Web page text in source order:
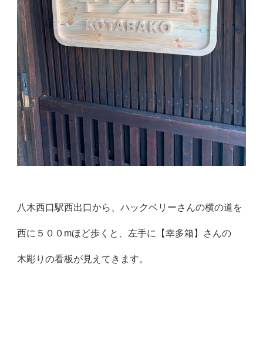
八木西口駅西出口から、ハックベリーさんの横の道を
西に５００mほど歩くと、左手に【幸多箱】さんの
木彫りの看板が見えてきます。